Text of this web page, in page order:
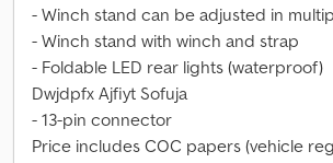
- Winch stand can be adjusted in
- Winch stand with winch and strap
- Foldable LED rear lights (waterproof)
Dwjdpfx Ajfiyt Sofuja
- 13-pin connector
Price includes COC papers (vehicle